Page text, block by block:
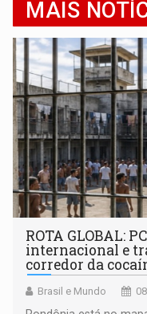
MAIS
ROTA GLOBAL:
internacional e
corredor da
Brasil e Mundo